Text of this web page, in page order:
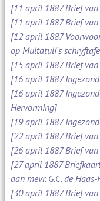
[11 april 1887 Brief
[11 april 1887 Brief
[12 april 1887
op Multatuli's
[15 april 1887 Brief
[16 april 1887
[16 april 1887
Hervorming]
[19 april 1887
[22 april 1887 Brief van
[26 april 1887 Brief
[27 april 1887
aan mevr. G.C. de
[30 april 1887 Brief van